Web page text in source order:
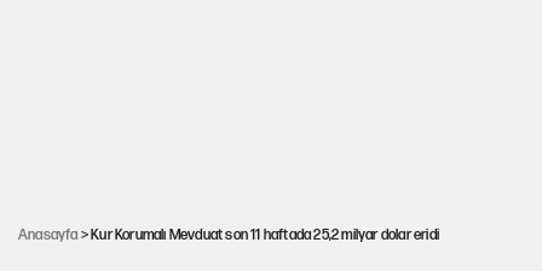
Anasayfa > Kur Korumalı Mevduat son 11 haftada 25,2 milyar dolar eridi